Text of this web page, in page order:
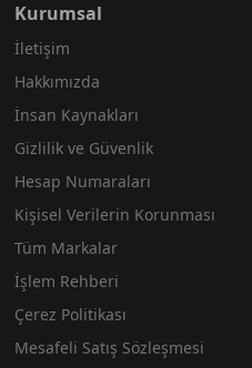
Kurumsal
İletişim
Hakkımızda
İnsan Kaynakları
Gizlilik ve Güvenlik
Hesap Numaraları
Kişisel Verilerin Korunması
Tüm Markalar
İşlem Rehberi
Çerez Politikası
Mesafeli Satış Sözleşmesi